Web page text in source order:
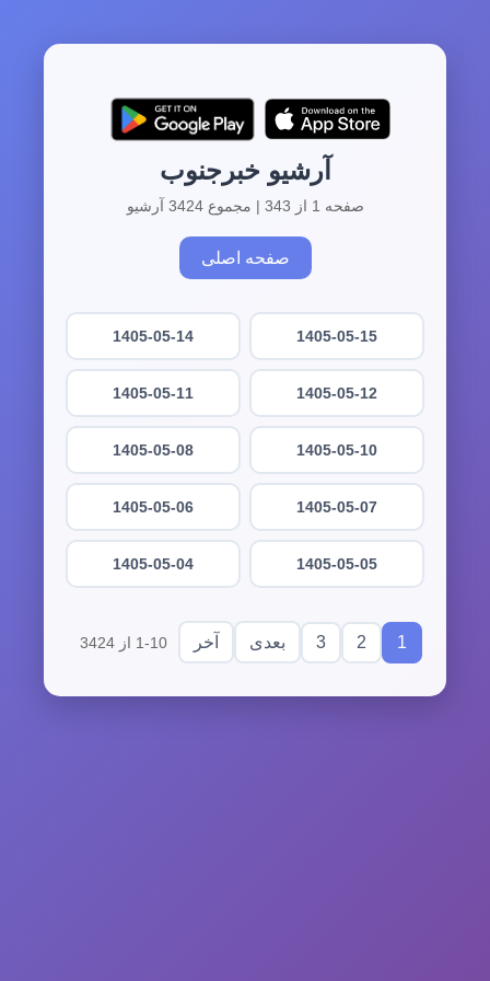
آرشیو خبرجنوب
صفحه 1 از 343 | مجموع 3424 آرشیو
صفحه اصلی
1405-05-15
1405-05-14
1405-05-12
1405-05-11
1405-05-10
1405-05-08
1405-05-07
1405-05-06
1405-05-05
1405-05-04
1
2
3 بعدی آخر 1-10 از 3424